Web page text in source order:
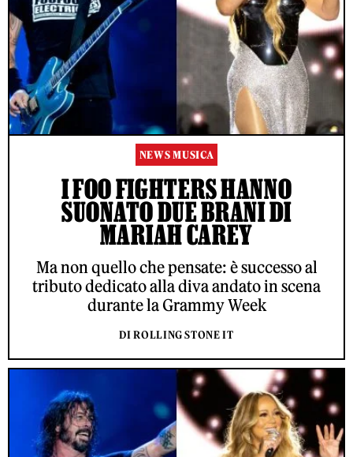
NEWS MUSICA
I FOO FIGHTERS HANNO
SUONATO DUE BRANI DI
MARIAH CAREY
Ma non quello che pensate: è successo al
tributo dedicato alla diva andato in scena
durante la Grammy Week
DI ROLLING STONE IT